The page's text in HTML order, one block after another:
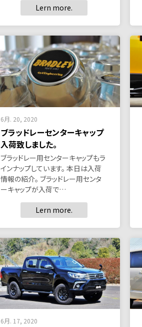
Lern more.
6月. 20, 2020
ブラッドレーセンターキャップ
入荷致しました。
ブラッドレー用センターキャップもラ
インナップしています。 本日は入荷
情報の紹介。 ブラッドレー用センタ
ーキャップが入荷で…
Lern more.
6月. 17, 2020